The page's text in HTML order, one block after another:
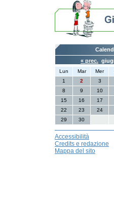
« prec.
Lun Mar Mer
1
2 3
8
9 10
15
16 17
22
23 24
29
30
Accessibilità
Credits e redazione
Mappa del sito